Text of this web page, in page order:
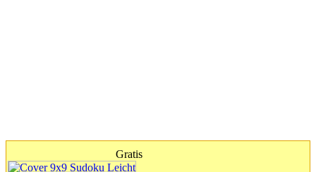
Gratis